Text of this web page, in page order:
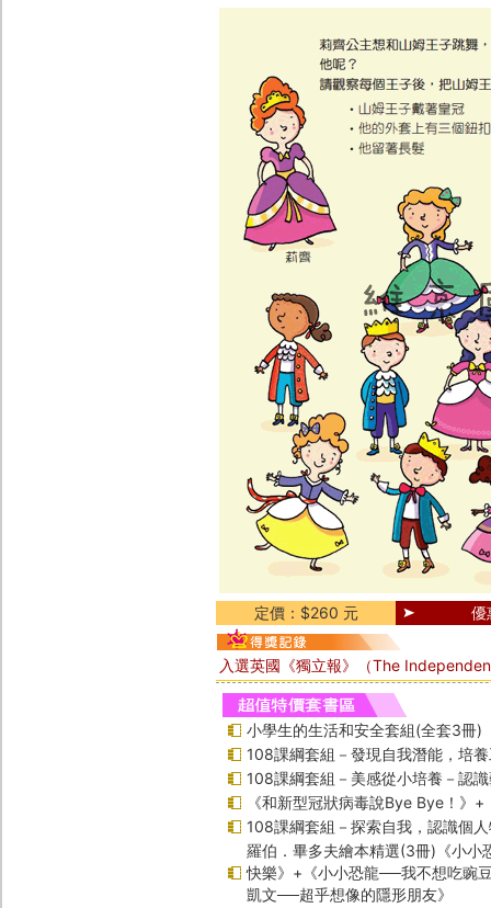
定價：$260 元 優
入選英國《獨立報》（The
小學生的生活和安全套組(全套3冊)
108課綱套組－發現自我潛能，培
108課綱套組－美感從小培養－認
《和新型冠狀病毒說Bye Bye！》
108課綱套組－探索自我，認識個
羅伯．畢多夫繪本精選(3冊)《小小
快樂》+《小小恐龍──我不想吃豌
凱文──超乎想像的隱形朋友》